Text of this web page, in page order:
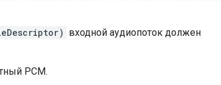
входной аудиопоток должен
PCM.